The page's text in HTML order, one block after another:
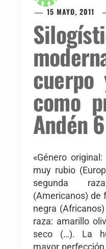
15 MAYO, 2011
como
Andén
«Género
muy rubio
segunda
(Americanos) de
negra
raza: amarillo
seco (…). La
mayor